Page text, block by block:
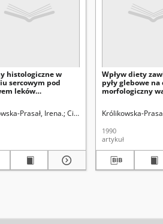
Jodłowska-Jędrych, Barbara. Królikowska-
Królikowska-Prasał, Irena.
histologiczne w
sercowym pod
leków
Prasał, Irena. Ciszewska-Popiołek,
Wpływ diety
pyły glebowe na
morfologiczny
Królikowska-
1990
artykuł